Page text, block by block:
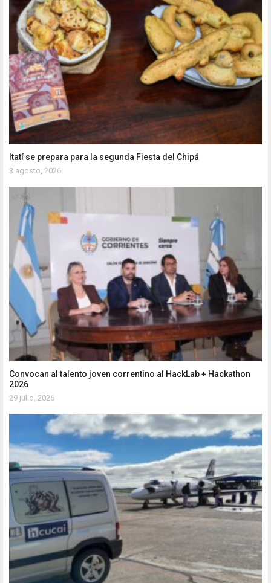
Itatí se prepara para la segunda Fiesta del Chipá
3 agosto, 2026
Convocan al talento joven correntino al HackLab + Hackathon
2026
29 julio, 2026